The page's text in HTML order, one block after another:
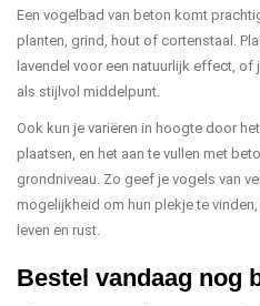
Een vogelbad van beton komt
planten, grind, hout of cortenstaal.
lavendel voor een natuurlijk effect,
als stijlvol middelpunt.
Ook kun je variëren in hoogte door
plaatsen, en het aan te vullen met
grondniveau. Zo geef je vogels van
mogelijkheid om hun plekje te
leven en rust.
Bestel vandaag nog